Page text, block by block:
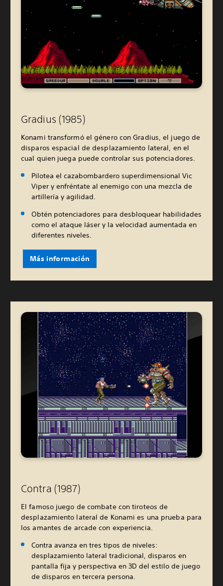
Gradius (1985)
Konami transformó el género con Gradius, el juego de
disparos espacial de desplazamiento lateral, en el
cual quien juega puede controlar sus potenciadores.
Pilotea el cazabombardero superdimensional Vic
Viper y enfréntate al enemigo con una mezcla de
artillería y agilidad.
Obtén potenciadores para desbloquear habilidades
como el ataque láser y la velocidad aumentada en
diferentes niveles.
Más información
Contra (1987)
El famoso juego de combate con tiroteos de
desplazamiento lateral de Konami es una prueba para
los amantes de arcade con experiencia.
Contra avanza en tres tipos de niveles:
desplazamiento lateral tradicional, disparos en
pantalla fija y perspectiva en 3D del estilo de juego
de disparos en tercera persona.